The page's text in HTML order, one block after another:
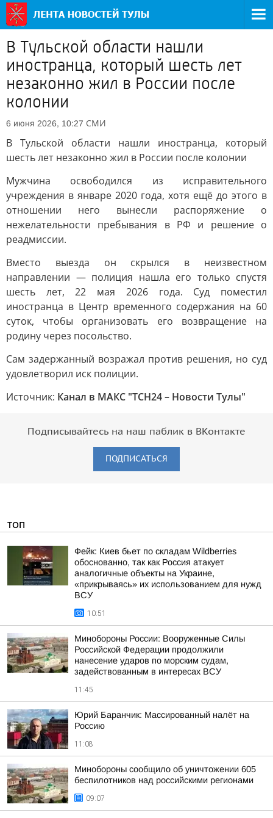
В Тульской области нашли
иностранца, который шесть лет
незаконно жил в России после
колонии
6 июня 2026, 10:27 СМИ
В Тульской области нашли иностранца, который
шесть лет незаконно жил в России после колонии
Мужчина освободился из исправительного
учреждения в январе 2020 года, хотя ещё до этого в
отношении него вынесли распоряжение о
нежелательности пребывания в РФ и решение о
реадмиссии.
Вместо выезда он скрылся в неизвестном
направлении — полиция нашла его только спустя
шесть лет, 22 мая 2026 года. Суд поместил
иностранца в Центр временного содержания на 60
суток, чтобы организовать его возвращение на
родину через посольство.
Сам задержанный возражал против решения, но суд
удовлетворил иск полиции.
Источник: Канал в МАКС "ТСН24 – Новости Тулы"
Подписывайтесь на наш паблик в ВКонтакте
ПОДПИСАТЬСЯ
ТОП
Фейк: Киев бьет по складам Wildberries
обоснованно, так как Россия атакует
аналогичные объекты на Украине,
«прикрываясь» их использованием для нужд
ВСУ
10:51
Минобороны России: Вооруженные Силы
Российской Федерации продолжили
нанесение ударов по морским судам,
задействованным в интересах ВСУ
11:45
Юрий Баранчик: Массированный налёт на
Россию
11:08
Минобороны сообщило об уничтожении 605
беспилотников над российскими регионами
09:07